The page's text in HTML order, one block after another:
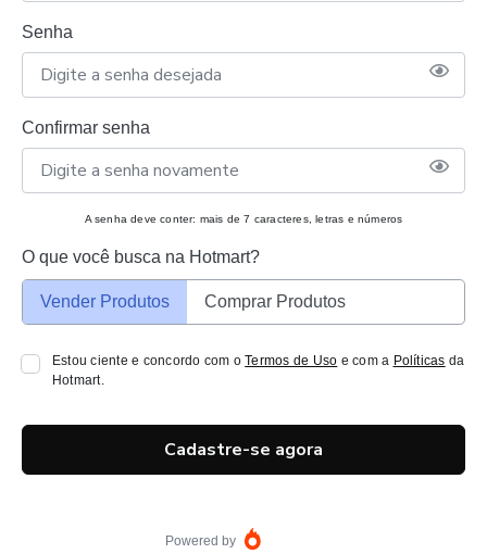
Senha
Confirmar senha
A senha deve conter: mais de 7 caracteres, letras e números
O que você busca na Hotmart?
Vender Produtos Comprar Produtos
Estou ciente e concordo com oTermos de Uso e com a Políticas da
Hotmart.
Cadastre-se agora
Powered by